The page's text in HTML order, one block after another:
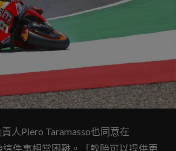
人Piero Taramasso也同意在
件事相當困難。「軟胎可以提供更